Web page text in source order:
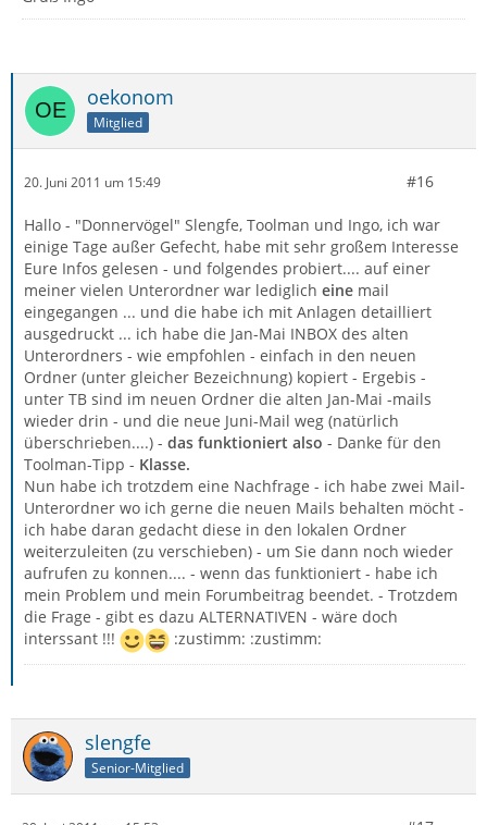
oekonom
Mitglied
20. Juni 2011 um 15:49 #16
Hallo - "Donnervögel" Slengfe, Toolman und Ingo, ich war
einige Tage außer Gefecht, habe mit sehr großem Interesse
Eure Infos gelesen - und folgendes probiert.... auf einer
meiner vielen Unterordner war lediglich eine mail
eingegangen ... und die habe ich mit Anlagen detailliert
ausgedruckt ... ich habe die Jan-Mai INBOX des alten
Unterordners - wie empfohlen - einfach in den neuen
Ordner (unter gleicher Bezeichnung) kopiert - Ergebis -
unter TB sind im neuen Ordner die alten Jan-Mai -mails
wieder drin - und die neue Juni-Mail weg (natürlich
überschrieben....) - das funktioniert also - Danke für den
Toolman-Tipp - Klasse.
Nun habe ich trotzdem eine Nachfrage - ich habe zwei Mail-
Unterordner wo ich gerne die neuen Mails behalten möcht -
ich habe daran gedacht diese in den lokalen Ordner
weiterzuleiten (zu verschieben) - um Sie dann noch wieder
aufrufen zu konnen.... - wenn das funktioniert - habe ich
mein Problem und mein Forumbeitrag beendet. - Trotzdem
die Frage - gibt es dazu ALTERNATIVEN - wäre doch
interssant !!!
:zustimm: :zustimm:
slengfe
Senior-Mitglied